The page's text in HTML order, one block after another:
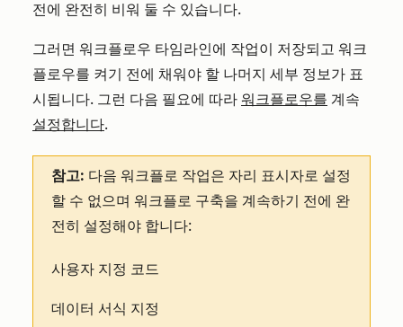
전에 완전히 비워 둘 수 있습니다.
그러면 워크플로우 타임라인에 작업이 저장되고 워크
플로우를 켜기 전에 채워야 할 나머지 세부 정보가 표
시됩니다. 그런 다음 필요에 따라 워크플로우를 계속
설정합니다.
참고: 다음 워크플로 작업은 자리 표시자로 설정
할 수 없으며 워크플로 구축을 계속하기 전에 완
전히 설정해야 합니다:
사용자 지정 코드
데이터 서식 지정